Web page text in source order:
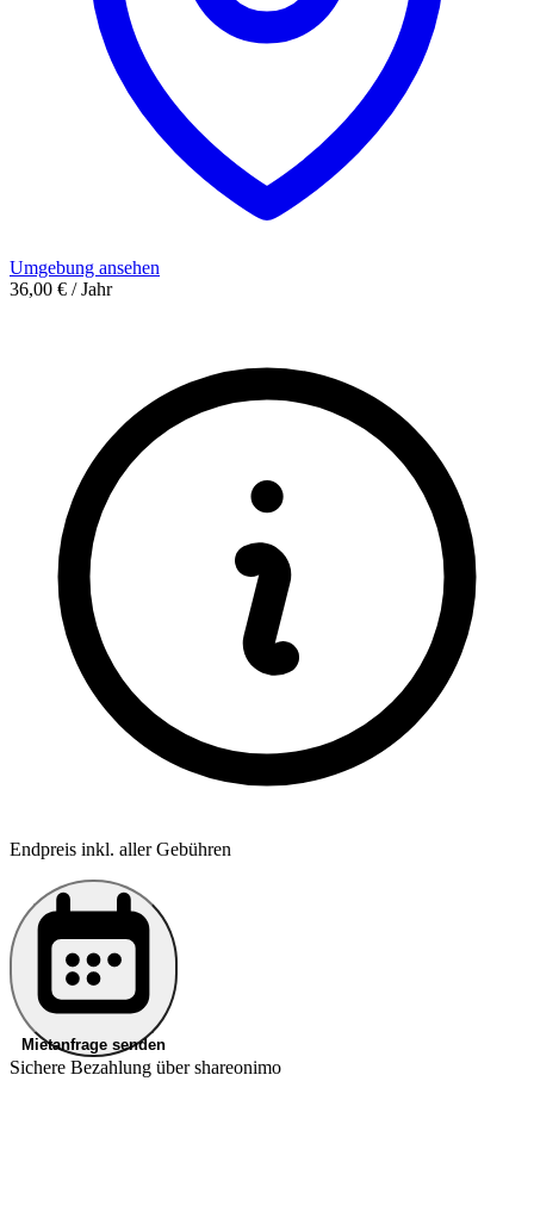
Umgebung ansehen
36,00 € / Jahr
Endpreis inkl. aller Gebühren
Mietanfrage senden
Sichere Bezahlung über shareonimo